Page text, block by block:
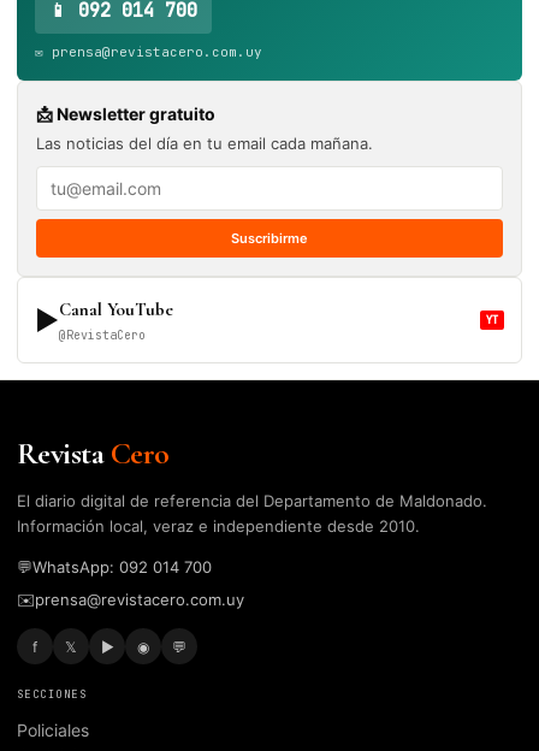
📱 092 014 700
✉️ prensa@revistacero.com.uy
📩 Newsletter gratuito
Las noticias del día en tu email cada mañana.
Suscribirme
▶Canal YouTube
@RevistaCero
YT
RevistaCero
El diario digital de referencia del Departamento de Maldonado.
Información local, veraz e independiente desde 2010.
💬WhatsApp: 092 014 700
✉️prensa@revistacero.com.uy
f 𝕏 ▶ ◉ 💬
SECCIONES
Policiales